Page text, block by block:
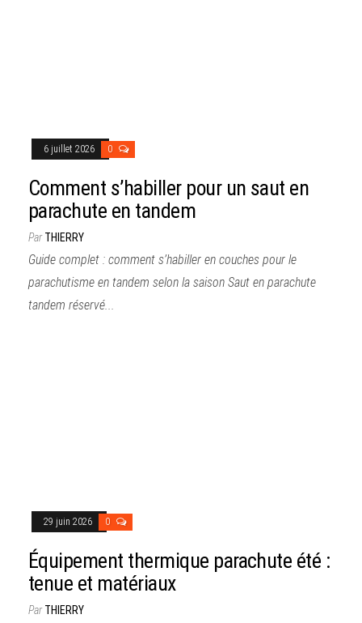
6 juillet 2026 0
Comment s’habiller pour un saut en
parachute en tandem
ParTHIERRY
Guide complet : comment s’habiller en couches pour le
parachutisme en tandem selon la saison Saut en parachute
tandem réservé...
29 juin 2026 0
Équipement thermique parachute été :
tenue et matériaux
ParTHIERRY